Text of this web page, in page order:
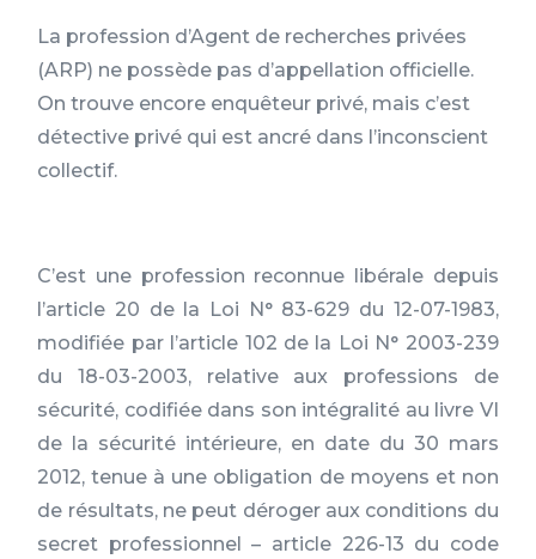
La profession d’Agent de recherches privées
(ARP) ne possède pas d’appellation officielle.
On trouve encore enquêteur privé, mais c’est
détective privé qui est ancré dans l’inconscient
collectif.
C’est une profession reconnue libérale depuis
l’article 20 de la Loi N° 83-629 du 12-07-1983,
modifiée par l’article 102 de la Loi N° 2003-239
du 18-03-2003, relative aux professions de
sécurité, codifiée dans son intégralité au livre VI
de la sécurité intérieure, en date du 30 mars
2012, tenue à une obligation de moyens et non
de résultats, ne peut déroger aux conditions du
secret professionnel – article 226-13 du code